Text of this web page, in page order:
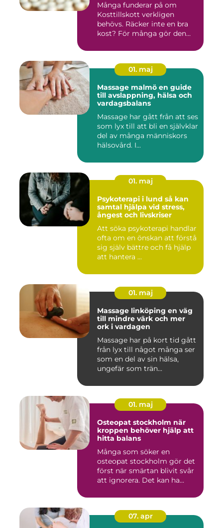
Många funderar på om
Kosttillskott verkligen
behövs. Räcker inte en bra
kost? För många gör den
01. maj
Massage malmö en guide
till avslappning, hälsa och
vardagsbalans
Massage har gått från att ses
som lyx till att bli en självklar
del av många människors
hälsovård. I...
01. maj
Psykoterapi i lund så kan
samtal hjälpa vid stress,
ångest och livskriser
Att söka psykoterapi handlar
ofta om en önskan att förstå
sig själv bättre och få hjälp
att hantera ...
01. maj
Massage linköping en väg
till mindre värk och mer
ork i vardagen
Massage har på kort tid gått
från lyx till något många ser
som en del av sin hälsa,
ungefär som trän...
01. maj
Osteopat stockholm när
kroppen behöver hjälp att
hitta balans
Många som söker en
osteopat stockholm gör det
först när smärtan blivit svår
att ignorera. Det kan ha...
07. apr